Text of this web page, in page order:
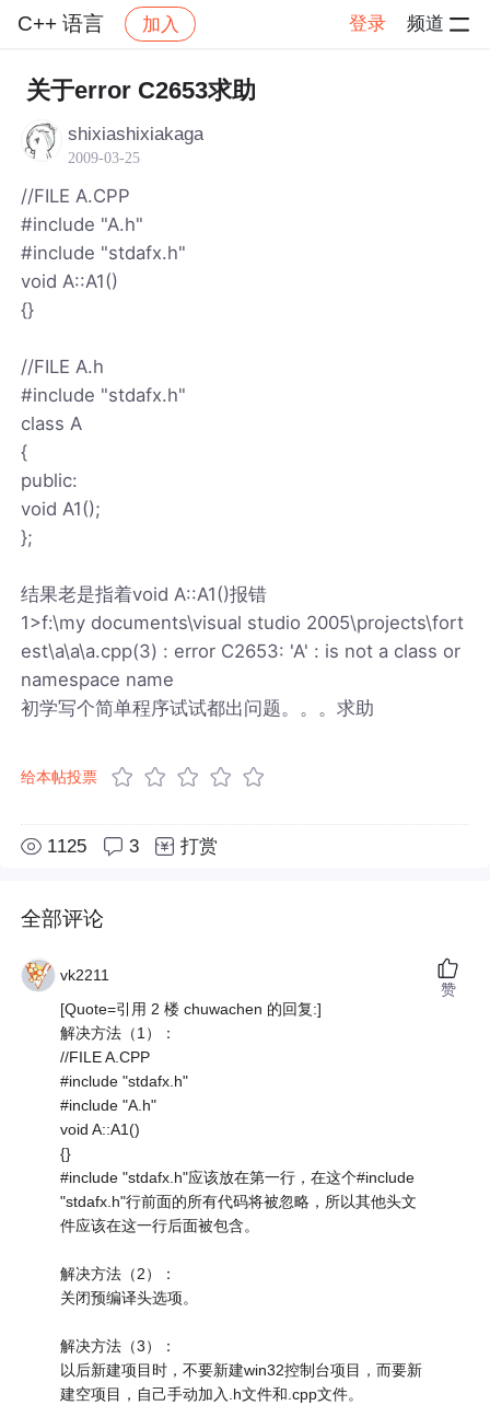
C++ 语言 加入 登录 频道
社区 C++ 语言 帖子详情
关于error C2653求助
shixiashixiakaga
2009-03-25
//FILE A.CPP
#include "A.h"
#include "stdafx.h"
void A::A1()
{}
//FILE A.h
#include "stdafx.h"
class A
{
public:
void A1();
};
结果老是指着void A::A1()报错
1>f:\my documents\visual studio 2005\projects\fort
est\a\a\a.cpp(3) : error C2653: 'A' : is not a class or
namespace name
初学写个简单程序试试都出问题。。。求助
给本帖投票
1125 3 打赏
全部评论
vk2211
[Quote=引用 2 楼 chuwachen 的回复:]
解决方法（1）：
//FILE A.CPP
#include "stdafx.h"
#include "A.h"
void A::A1()
{}
#include "stdafx.h"应该放在第一行，在这个#include
"stdafx.h"行前面的所有代码将被忽略，所以其他头文
件应该在这一行后面被包含。
解决方法（2）：
关闭预编译头选项。
解决方法（3）：
以后新建项目时，不要新建win32控制台项目，而要新
建空项目，自己手动加入.h文件和.cpp文件。
赞